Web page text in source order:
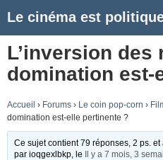
Le cinéma est
L’inversion des
domination est-
Accueil › Forums › Le coin pop-corn ›
domination est-elle pertinente ?
Ce sujet contient 79 réponses, 2 ps.
parioqgexlbkp , le Il y a 7 mois, 3